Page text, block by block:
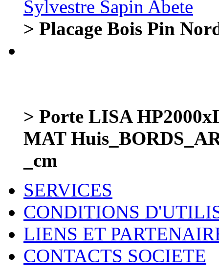
> Placage Bois Pin
> Porte LISA
MAT
_cm
SERVICES
CONDITIONS
LIENS ET
CONTACTS SOCIETE